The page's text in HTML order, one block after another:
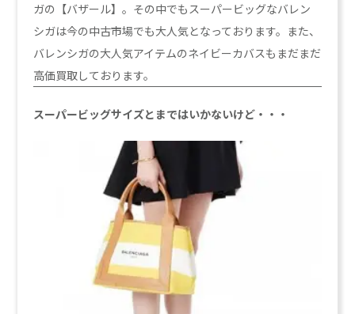
ガの【バザール】。その中でもスーパービッグなバレン
シガは今の中古市場でも大人気となっております。また、
バレンシガの大人気アイテムのネイビーカバスもまだまだ
高価買取しております。
スーパービッグサイズとまではいかないけど・・・